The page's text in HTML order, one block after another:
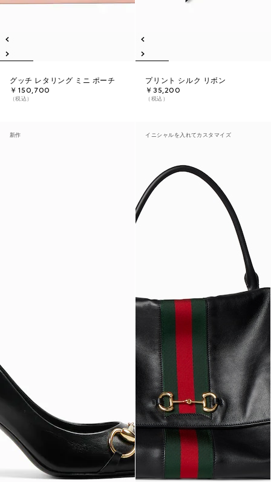
グッチ レタリング ミニ ポーチ
￥150,700
（税込）
プリント シルク リボン
￥35,200
（税込）
新作 イニシャルを入れてカスタマイズ